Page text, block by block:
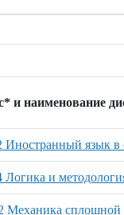
и наименование
Иностранный язык в
Логика и
Механика сплошной